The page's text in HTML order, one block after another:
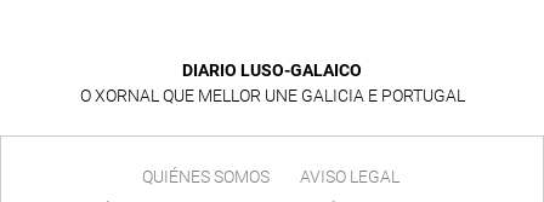
DIARIO LUSO-GALAICO
O XORNAL QUE MELLOR UNE GALICIA E PORTUGAL
QUIÉNES SOMOS
AVISO LEGAL